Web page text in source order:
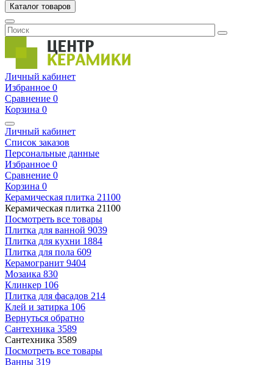
Каталог товаров
Личный кабинет
Избранное 0
Сравнение 0
Корзина 0
Личный кабинет
Список заказов
Персональные данные
Избранное 0
Сравнение 0
Корзина 0
Керамическая плитка 21100
Керамическая плитка 21100
Посмотреть все товары
Плитка для ванной 9039
Плитка для кухни 1884
Плитка для пола 609
Керамогранит 9404
Мозаика 830
Клинкер 106
Плитка для фасадов 214
Клей и затирка 106
Вернуться обратно
Сантехника 3589
Сантехника 3589
Посмотреть все товары
Ванны 319